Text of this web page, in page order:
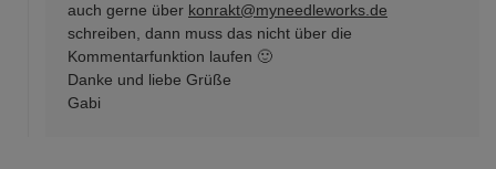
auch gerne über konrakt@myneedleworks.de
schreiben, dann muss das nicht über die
Kommentarfunktion laufen 🙂
Danke und liebe Grüße
Gabi